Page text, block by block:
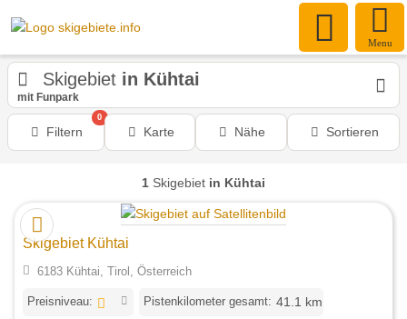
Menu
Skigebiet in Kühtai
mit Funpark
Filtern
0
Karte Nähe Sortieren
1 Skigebiet in Kühtai
Skigebiet Kühtai
6183 Kühtai, Tirol, Österreich
Preisniveau: Pistenkilometer gesamt: 41.1 km